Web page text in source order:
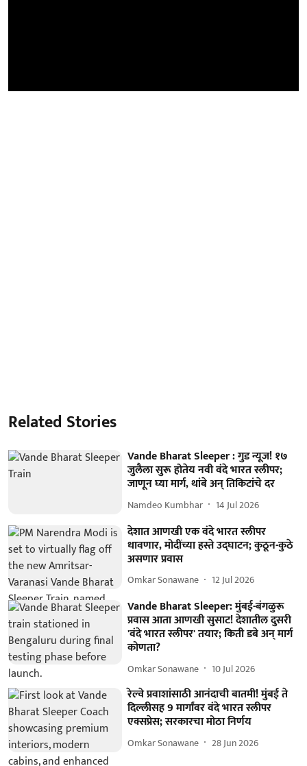
Related Stories
Vande Bharat Sleeper : गुड न्यूज! १७
जुलैला सुरू होतेय नवी वंदे भारत स्लीपर;
जाणून घ्या मार्ग, थांबे अन् तिकिटांचे दर
Namdeo Kumbhar 14 Jul 2026
देशात आणखी एक वंदे भारत स्लीपर
धावणार, मोदींच्या हस्ते उद्घाटन; कुठून-कुठे
असणार प्रवास
Omkar Sonawane 12 Jul 2026
Vande Bharat Sleeper: मुंबई-बंगळुरू
प्रवास आता आणखी सुसाट! देशातील दुसरी
'वंदे भारत स्लीपर' तयार; किती डबे अन् मार्ग
कोणता?
Omkar Sonawane 10 Jul 2026
रेल्वे प्रवाशांसाठी आनंदाची बातमी! मुंबई ते
दिल्लीसह 9 मार्गांवर वंदे भारत स्लीपर
एक्सप्रेस; सरकारचा मोठा निर्णय
Omkar Sonawane 28 Jun 2026